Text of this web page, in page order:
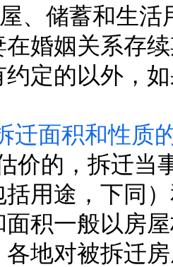
、储蓄和生活
婚姻关系存
定的以外，
迁面积和性质
的，拆迁当
括用途，下
面积一般以房
各地对被拆迁